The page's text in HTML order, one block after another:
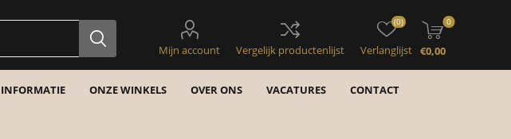
Mijn account Vergelijk productenlijst Verlanglijst
(0) 0
€0,00
INFORMATIE ONZE WINKELS OVER ONS VACATURES CONTACT